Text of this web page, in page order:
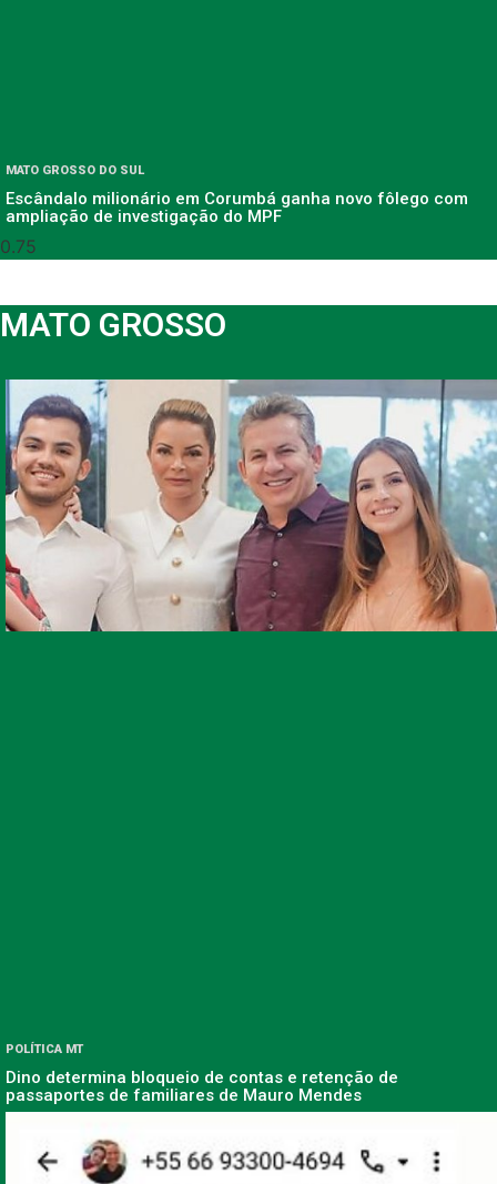
MATO GROSSO DO SUL
Escândalo milionário em Corumbá ganha novo fôlego com
ampliação de investigação do MPF
MATO GROSSO
POLÍTICA MT
Dino determina bloqueio de contas e retenção de
passaportes de familiares de Mauro Mendes